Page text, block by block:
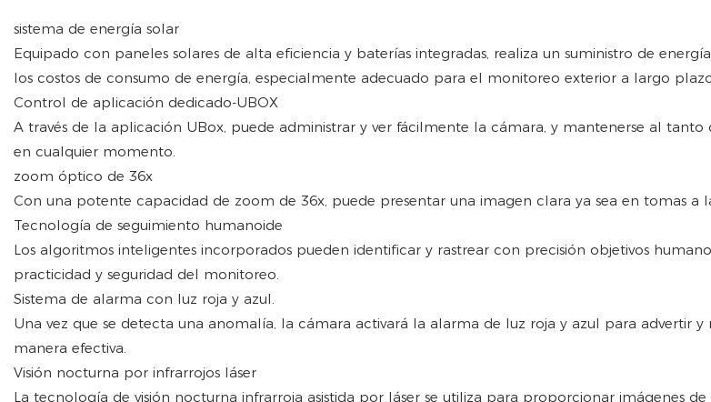
sistema de energía solar
Equipado con paneles solares de alta eficiencia y baterías integradas, realiza un suministro de
los costos de consumo de energía, especialmente adecuado para el monitoreo exterior a largo
Control de aplicación dedicado-UBOX
A través de la aplicación UBox, puede administrar y ver fácilmente la cámara, y mantenerse al
en cualquier momento.
zoom óptico de 36x
Con una potente capacidad de zoom de 36x, puede presentar una imagen clara ya sea en tomas a
Tecnología de seguimiento humanoide
Los algoritmos inteligentes incorporados pueden identificar y rastrear con precisión objetivos
practicidad y seguridad del monitoreo.
Sistema de alarma con luz roja y azul.
Una vez que se detecta una anomalía, la cámara activará la alarma de luz roja y azul para advertir y
manera efectiva.
Visión nocturna por infrarrojos láser
La tecnología de visión nocturna infrarroja asistida por láser se utiliza para proporcionar imágenes